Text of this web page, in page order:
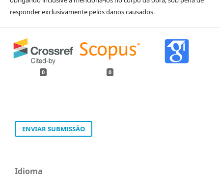
responder exclusivamente pelos danos causados.
0 0
ENVIAR SUBMISSÃO
Idioma